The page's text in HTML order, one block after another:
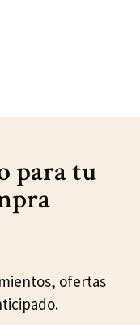
paratu
ofertas